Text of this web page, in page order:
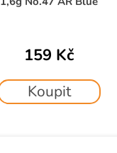
159 Kč
Koupit